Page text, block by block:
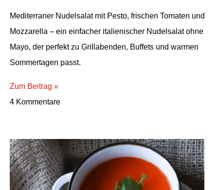
Mediterraner Nudelsalat mit Pesto, frischen Tomaten und
Mozzarella – ein einfacher italienischer Nudelsalat ohne
Mayo, der perfekt zu Grillabenden, Buffets und warmen
Sommertagen passt.
Zum Beitrag »
4 Kommentare